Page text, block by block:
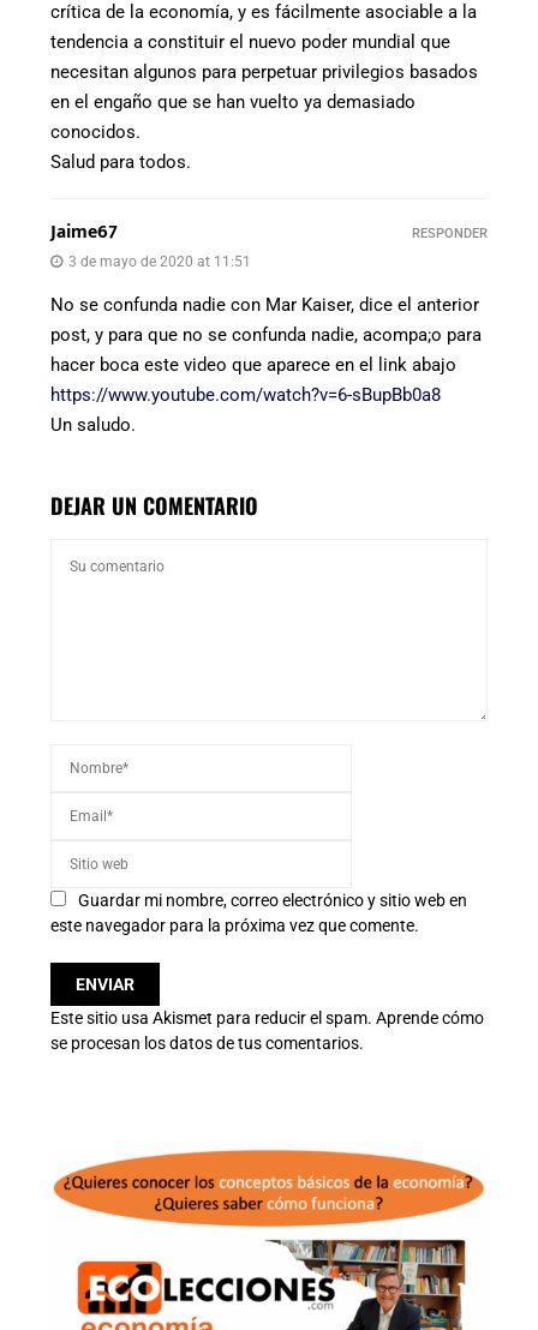
crítica de la economía, y es fácilmente asociable a la
tendencia a constituir el nuevo poder mundial que
necesitan algunos para perpetuar privilegios basados
en el engaño que se han vuelto ya demasiado
conocidos.
Salud para todos.
Jaime67
3 de mayo de 2020 at 11:51
No se confunda nadie con Mar Kaiser, dice el anterior
post, y para que no se confunda nadie, acompa;o para
hacer boca este video que aparece en el link abajo
https://www.youtube.com/watch?v=6-sBupBb0a8
Un saludo.
RESPONDER
DEJAR UN COMENTARIO
Guardar mi nombre, correo electrónico y sitio web en
este navegador para la próxima vez que comente.
Este sitio usa Akismet para reducir el spam. Aprende cómo
se procesan los datos de tus comentarios.